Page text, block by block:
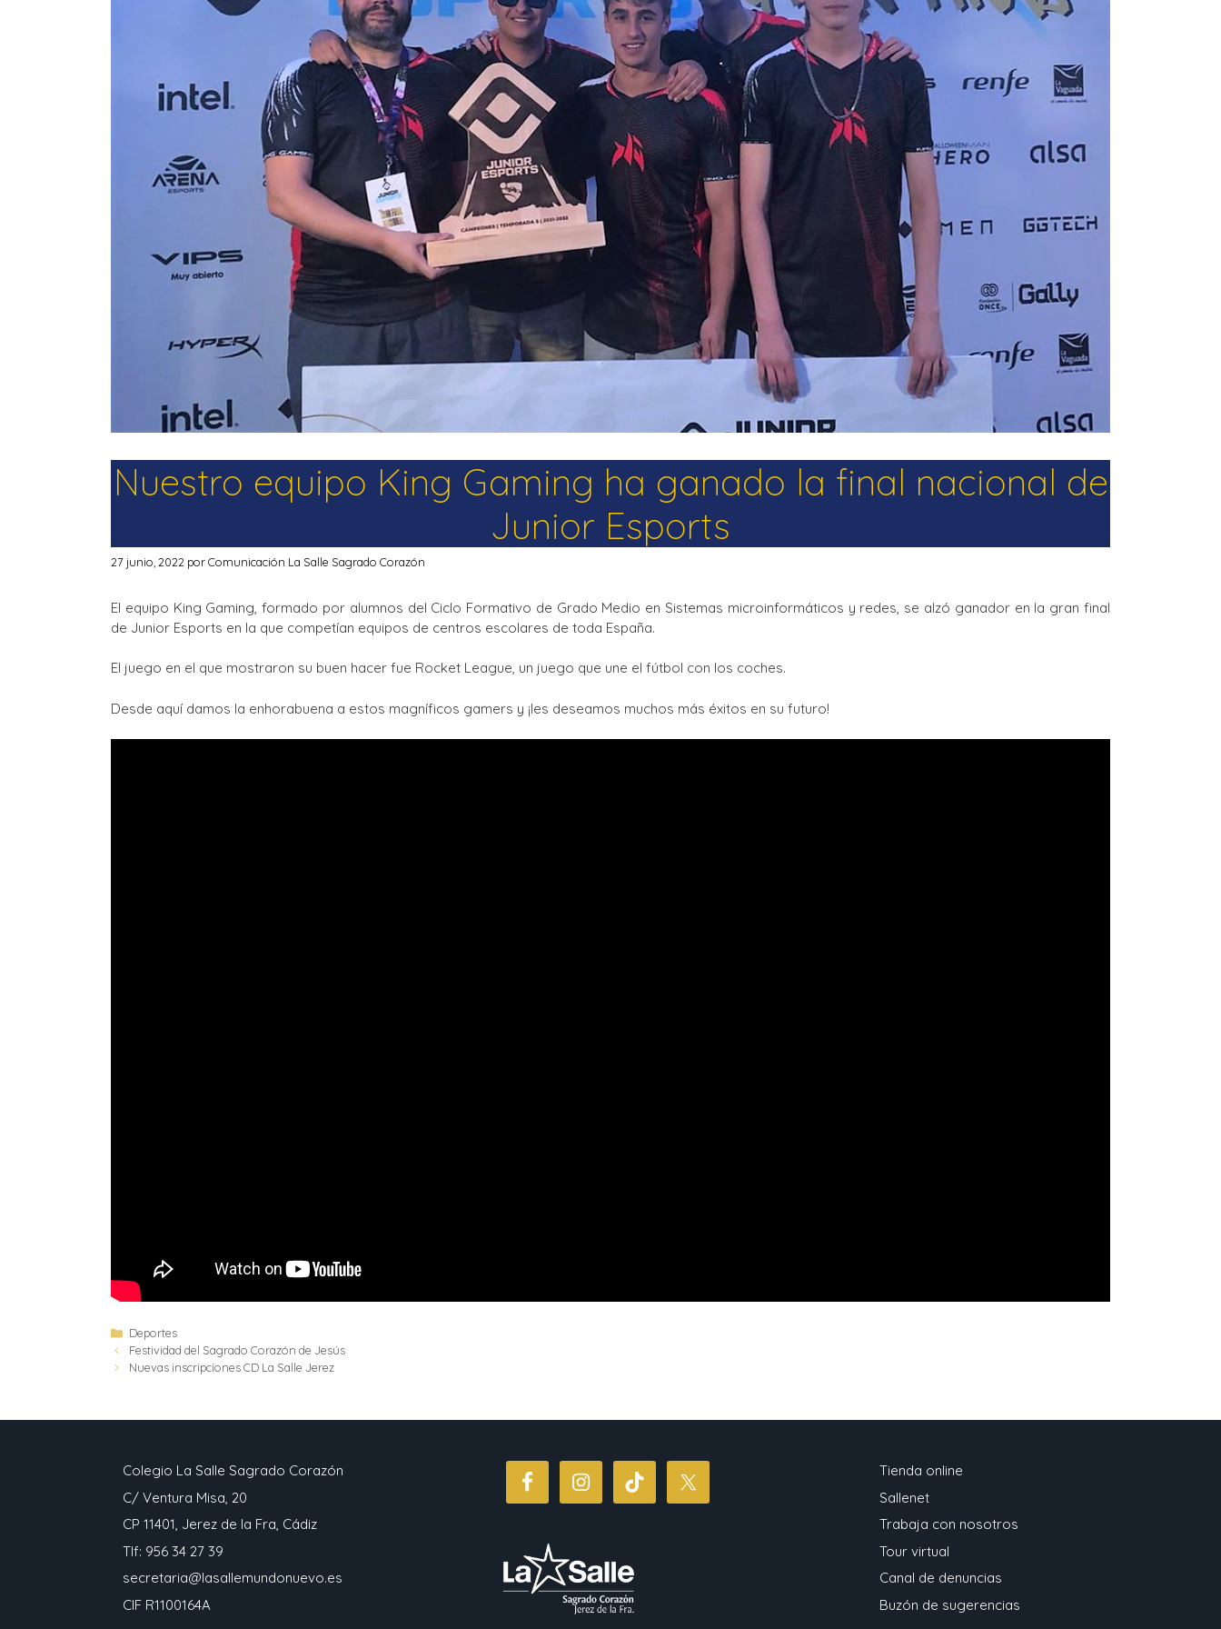
La Salle en el mundo
Vocación lasaliana
Nuestro equipo King Gaming ha ganado la final nacional de
Junior Esports
27 junio, 2022 porComunicación La Salle Sagrado Corazón
El equipo King Gaming, formado por alumnos del Ciclo Formativo de Grado Medio en Sistemas microinformáticos y redes, se alzó ganador en la gran final
de Junior Esports en la que competían equipos de centros escolares de toda España.
El juego en el que mostraron su buen hacer fue Rocket League, un juego que une el fútbol con los coches.
Desde aquí damos la enhorabuena a estos magníficos gamers y ¡les deseamos muchos más éxitos en su futuro!
Deportes
Festividad del Sagrado Corazón de Jesús
Nuevas inscripciones CD La Salle Jerez
Colegio La Salle Sagrado Corazón
C/ Ventura Misa, 20
CP 11401, Jerez de la Fra, Cádiz
Tlf: 956 34 27 39
secretaria@lasallemundonuevo.es
CIF R1100164A
Tienda online
Sallenet
Trabaja con nosotros
Tour virtual
Canal de denuncias
Buzón de sugerencias